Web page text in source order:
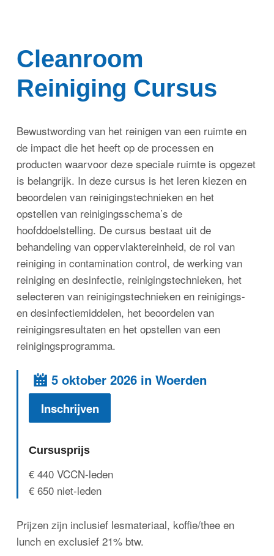
Cleanroom
Reiniging Cursus
Bewustwording van het reinigen van een ruimte en
de impact die het heeft op de processen en
producten waarvoor deze speciale ruimte is opgezet
is belangrijk. In deze cursus is het leren kiezen en
beoordelen van reinigingstechnieken en het
opstellen van reinigingsschema’s de
hoofddoelstelling. De cursus bestaat uit de
behandeling van oppervlaktereinheid, de rol van
reiniging in contamination control, de werking van
reiniging en desinfectie, reinigingstechnieken, het
selecteren van reinigingstechnieken en reinigings-
en desinfectiemiddelen, het beoordelen van
reinigingsresultaten en het opstellen van een
reinigingsprogramma.
5 oktober 2026 in Woerden
Inschrijven
Cursusprijs
€ 440 VCCN-leden
€ 650 niet-leden
Prijzen zijn inclusief lesmateriaal, koffie/thee en
lunch en exclusief 21% btw.